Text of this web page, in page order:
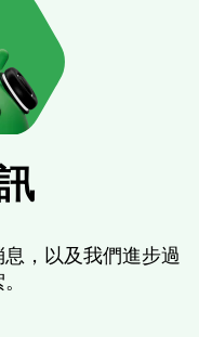
，以及我們進步過